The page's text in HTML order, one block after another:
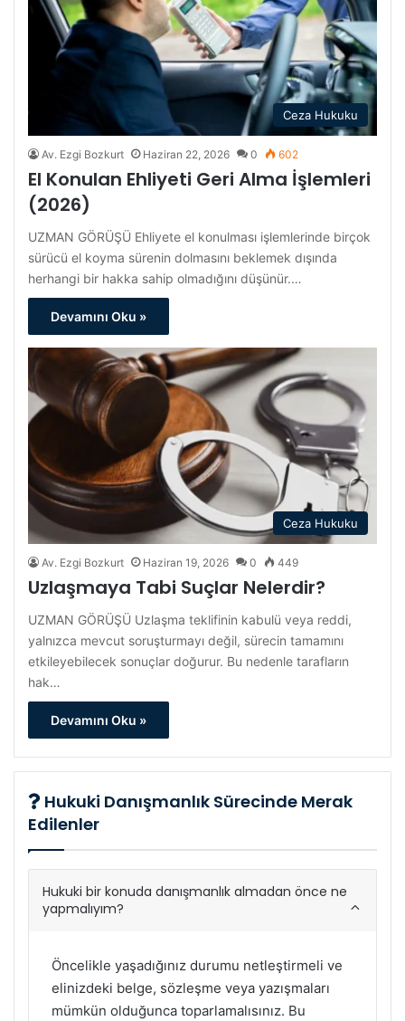
Ceza Hukuku
Av. Ezgi Bozkurt Haziran 22, 2026 0 602
El Konulan Ehliyeti Geri Alma İşlemleri
(2026)
UZMAN GÖRÜŞÜ Ehliyete el konulması işlemlerinde birçok
sürücü el koyma sürenin dolmasını beklemek dışında
herhangi bir hakka sahip olmadığını düşünür.…
Devamını Oku »
Ceza Hukuku
Av. Ezgi Bozkurt Haziran 19, 2026 0 449
Uzlaşmaya Tabi Suçlar Nelerdir?
UZMAN GÖRÜŞÜ Uzlaşma teklifinin kabulü veya reddi,
yalnızca mevcut soruşturmayı değil, sürecin tamamını
etkileyebilecek sonuçlar doğurur. Bu nedenle tarafların
hak…
Devamını Oku »
Hukuki Danışmanlık Sürecinde Merak
Edilenler
Hukuki bir konuda danışmanlık almadan önce ne
yapmalıyım?
Öncelikle yaşadığınız durumu netleştirmeli ve
elinizdeki belge, sözleşme veya yazışmaları
mümkün olduğunca toparlamalısınız. Bu